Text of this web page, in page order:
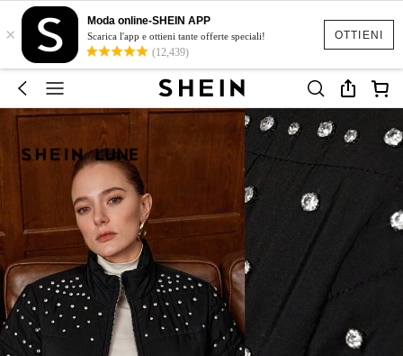
OTTIENI
×
Moda online-SHEIN APP
Scarica l'app e ottieni tante offerte speciali!
(12,439)